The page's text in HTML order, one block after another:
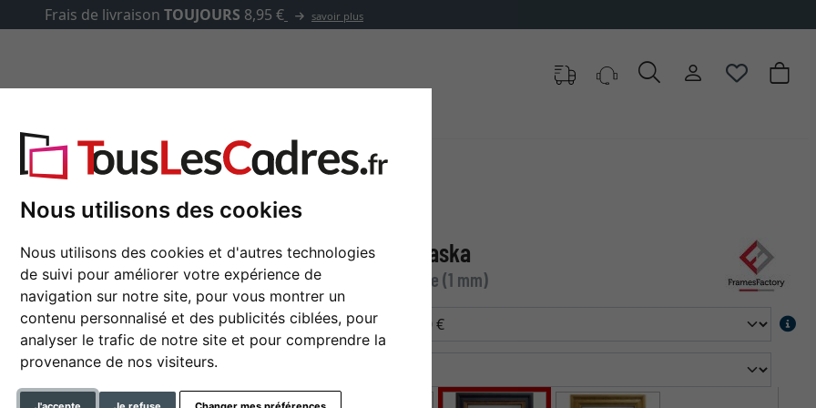
Nous utilisons des cookies
Nous utilisons des cookies et d'autres technologies
de suivi pour améliorer votre expérience de
navigation sur notre site, pour vous montrer un
contenu personnalisé et des publicités ciblées, pour
analyser le trafic de notre site et pour comprendre la
provenance de nos visiteurs.
Cadre en plastique Nebraska
13x18 cm | noir | verre synthétique (1 mm)
format